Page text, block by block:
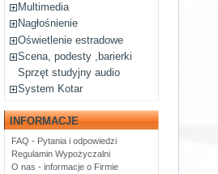
Multimedia
Nagłośnienie
Oświetlenie estradowe
Scena, podesty ,barierki
Sprzęt studyjny audio
System Kotar
INFORMACJE
FAQ - Pytania i odpowiedzi
Regulamin Wypożyczalni
O nas - informacje o Firmie